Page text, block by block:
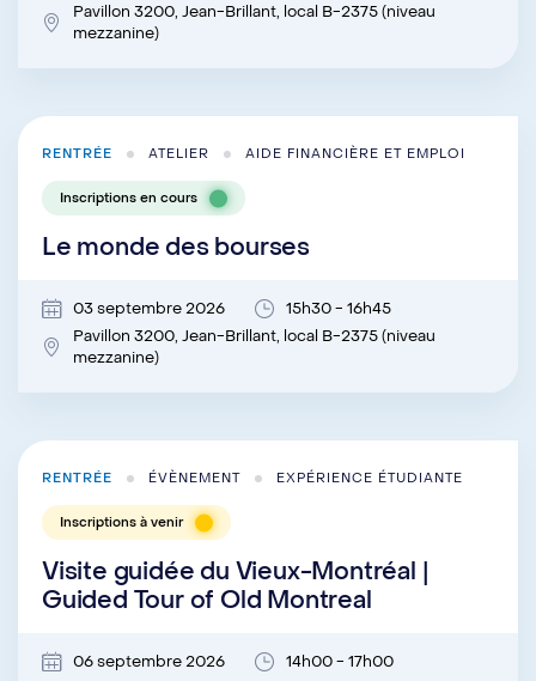
Pavillon 3200, Jean-Brillant, local B-2375 (niveau
mezzanine)
RENTRÉE ATELIER AIDE FINANCIÈRE ET EMPLOI
Inscriptions en cours
Le monde des bourses
03 septembre 2026
15h30 - 16h45
Pavillon 3200, Jean-Brillant, local B-2375 (niveau
mezzanine)
RENTRÉE ÉVÈNEMENT EXPÉRIENCE ÉTUDIANTE
Inscriptions à venir
Visite guidée du Vieux-Montréal |
Guided Tour of Old Montreal
06 septembre 2026
14h00 - 17h00